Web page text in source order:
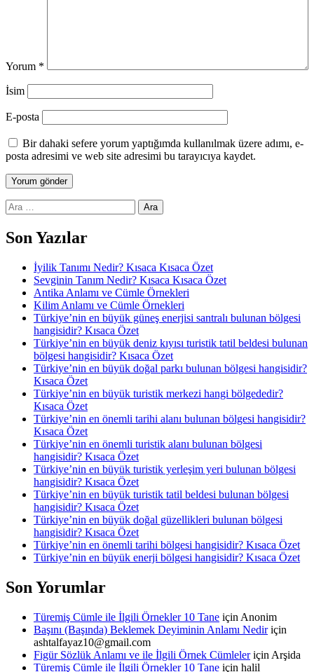
Yorum *
İsim
E-posta
Bir dahaki sefere yorum yaptığımda kullanılmak üzere adımı, e-
posta adresimi ve web site adresimi bu tarayıcıya kaydet.
Arama:
Son Yazılar
İyilik Tanımı Nedir? Kısaca Kısaca Özet
Sevginin Tanım Nedir? Kısaca Kısaca Özet
Antika Anlamı ve Cümle Örnekleri
Kilim Anlamı ve Cümle Örnekleri
Türkiye’nin en büyük güneş enerjisi santralı bulunan bölgesi
hangisidir? Kısaca Özet
Türkiye’nin en büyük deniz kıyısı turistik tatil beldesi bulunan
bölgesi hangisidir? Kısaca Özet
Türkiye’nin en büyük doğal parkı bulunan bölgesi hangisidir?
Kısaca Özet
Türkiye’nin en büyük turistik merkezi hangi bölgededir?
Kısaca Özet
Türkiye’nin en önemli tarihi alanı bulunan bölgesi hangisidir?
Kısaca Özet
Türkiye’nin en önemli turistik alanı bulunan bölgesi
hangisidir? Kısaca Özet
Türkiye’nin en büyük turistik yerleşim yeri bulunan bölgesi
hangisidir? Kısaca Özet
Türkiye’nin en büyük turistik tatil beldesi bulunan bölgesi
hangisidir? Kısaca Özet
Türkiye’nin en büyük doğal güzellikleri bulunan bölgesi
hangisidir? Kısaca Özet
Türkiye’nin en önemli tarihi bölgesi hangisidir? Kısaca Özet
Türkiye’nin en büyük enerji bölgesi hangisidir? Kısaca Özet
Son Yorumlar
Türemiş Cümle ile İlgili Örnekler 10 Tane için Anonim
Başını (Başında) Beklemek Deyiminin Anlamı Nediriçin
ashtalfayaz10@gmail.com
Figür Sözlük Anlamı ve ile İlgili Örnek Cümleleriçin Arşida
Türemiş Cümle ile İlgili Örnekler 10 Tane için halil